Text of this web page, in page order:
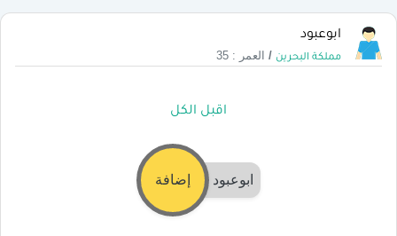
ابوعبود
مملكة البحرين / العمر : 35
اقبل الكل
ابوعبود إضافة